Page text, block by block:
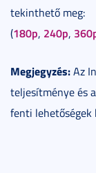
tekinthető meg:
(180p, 240p,
Megjegyzés:Az
teljesítménye és
fenti lehetőségek